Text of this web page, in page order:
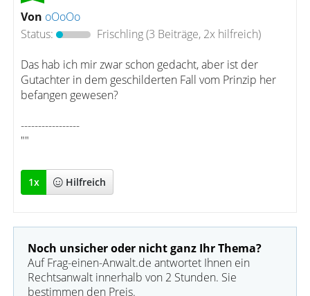
Von oOoOo
Status:
Frischling(3 Beiträge, 2x hilfreich)
Das hab ich mir zwar schon gedacht, aber ist der
Gutachter in dem geschilderten Fall vom Prinzip her
befangen gewesen?
-----------------
""
1x Hilfreich
Noch unsicher oder nicht ganz Ihr Thema?
Auf Frag-einen-Anwalt.de antwortet Ihnen ein
Rechtsanwalt innerhalb von 2 Stunden. Sie
bestimmen den Preis.